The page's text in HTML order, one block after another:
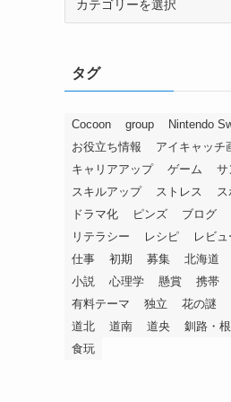
タグ
Cocoon group Nintendo
お役立ち情報
アイキャッチ
キャリアアップ
ゲーム サ
スキルアップ
ストレス ス
ドラマ化
ピンズ ブログ
リテラシー
レシピ レビュ
仕事
初期 募集 北海道
小説
心理学 懸賞 携帯
有料テーマ
独立 花の謎
道北
道南 道央 釧路・
食玩